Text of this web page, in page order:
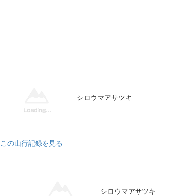
シロウマアサツキ
この山行記録を見る
シロウマアサツキ